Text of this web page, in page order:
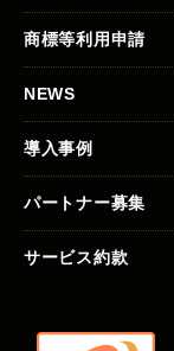
商標等利用申請
NEWS
導入事例
パートナー募集
サービス約款